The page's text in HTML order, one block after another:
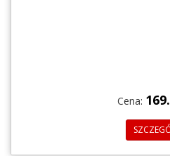
Cena: